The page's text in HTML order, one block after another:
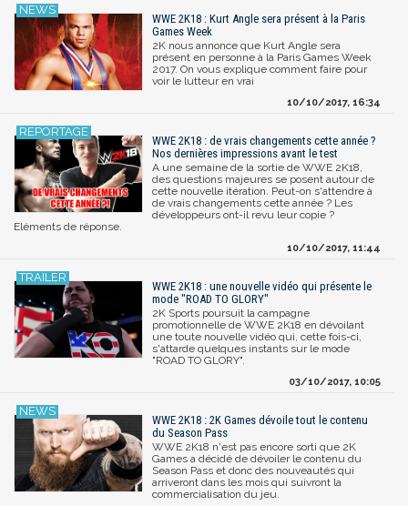
WWE 2K18 : Kurt Angle sera présent à la Paris
Games Week
2K nous annonce que Kurt Angle sera
présent en personne à la Paris Games Week
2017. On vous explique comment faire pour
voir le lutteur en vrai
10/10/2017, 16:34
WWE 2K18 : de vrais changements cette année ?
Nos dernières impressions avant le test
A une semaine de la sortie de WWE 2K18,
des questions majeures se posent autour de
cette nouvelle itération. Peut-on s'attendre à
de vrais changements cette année ? Les
développeurs ont-il revu leur copie ?
Eléments de réponse.
10/10/2017, 11:44
WWE 2K18 : une nouvelle vidéo qui présente le
mode "ROAD TO GLORY"
2K Sports poursuit la campagne
promotionnelle de WWE 2K18 en dévoilant
une toute nouvelle vidéo qui, cette fois-ci,
s'attarde quelques instants sur le mode
"ROAD TO GLORY".
03/10/2017, 10:05
WWE 2K18 : 2K Games dévoile tout le contenu
du Season Pass
WWE 2K18 n'est pas encore sorti que 2K
Games a décidé de dévoiler le contenu du
Season Pass et donc des nouveautés qui
arriveront dans les mois qui suivront la
commercialisation du jeu.